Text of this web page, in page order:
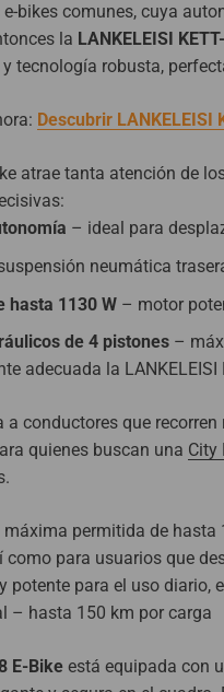
bikes comunes, cuya
la LANKELEISI
tecnología robusta,
Descubrir LANKELEISI
atrae tanta atención de
– ideal para
neumática
hasta 1130 W – motor
de 4 pistones –
adecuada la LANKELEISI
a conductores que
quienes buscan una City
permitida de
como para usuarios que
potente para el uso diario,
– hasta 150 km por carga
E-Bike está equipada con